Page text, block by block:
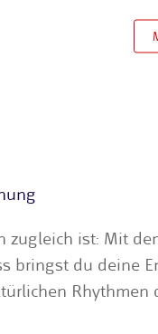
zugleich ist: Mit
bringst du deine
Rhythmen